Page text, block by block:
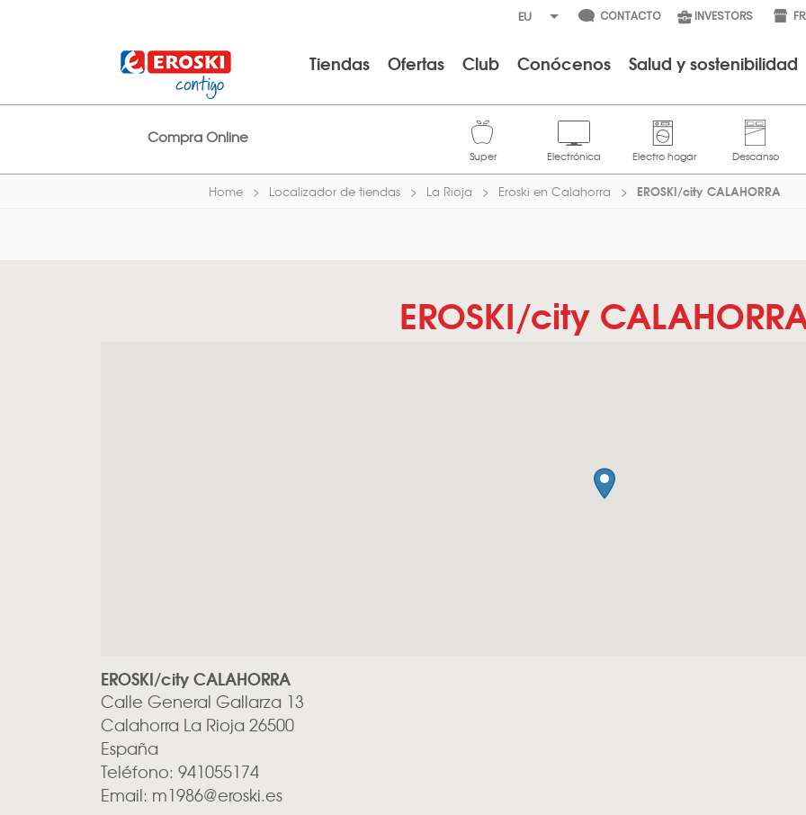
CONTACTO INVESTORS
Tiendas Ofertas Club Conócenos Salud y sostenibilidad
Compra Online
Home Localizador de tiendas La Rioja Eroski en Calahorra EROSKI/city CALAHORRA
EROSKI/city
EROSKI/city CALAHORRA
Calle General Gallarza 13
Calahorra La Rioja 26500
España
Teléfono: 941055174
Email: m1986@eroski.es